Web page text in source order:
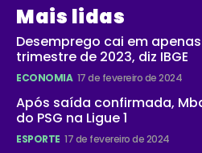
Mais lidas
Desemprego cai em
trimestre de 2023, diz IBGE
ECONOMIA 17 de fevereiro de 2024
Após saída confirmada,
do PSG na Ligue 1
ESPORTE 17 de fevereiro de 2024